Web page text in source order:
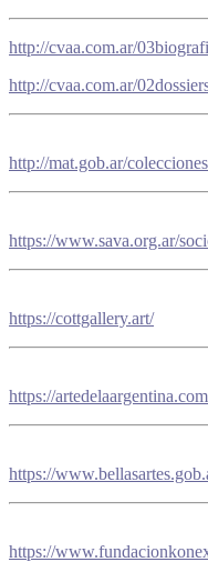
http://cvaa.com.ar/
http://cvaa.com.ar/
http://mat.gob.ar/
https://www.sava.org.ar/
https://cottgallery.art/
https://
https://
https://